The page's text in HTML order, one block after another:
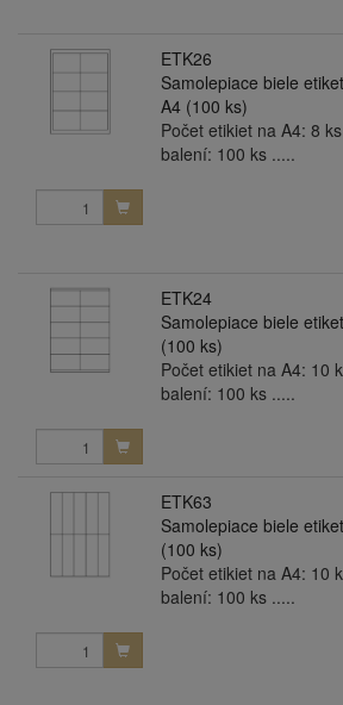
ETK26
Samolepiace biele
A4 (100 ks)
Počet etikiet na A4: 8
balení: 100 ks .....
ETK24
Samolepiace biele
(100 ks)
Počet etikiet na A4: 10
balení: 100 ks .....
ETK63
Samolepiace biele
(100 ks)
Počet etikiet na A4: 10
balení: 100 ks .....